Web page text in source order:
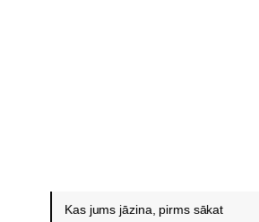
Kas jums jāzina, pirms sākat